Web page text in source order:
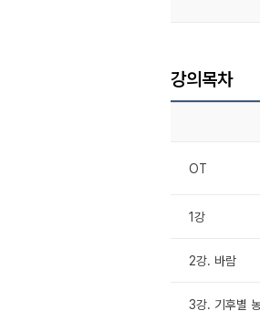
강의목차
OT
1강
2강. 바람
3강. 기후별